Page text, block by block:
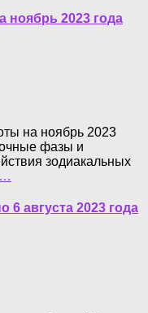
ноябрь 2023 года
на ноябрь 2023
фазы и
зодиакальных
…
6 августа 2023 года